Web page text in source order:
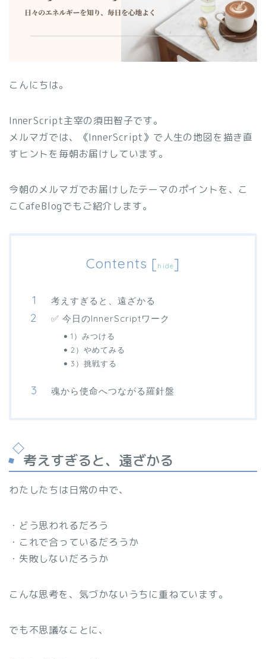
こんにちは。
InnerScript主宰の須田智子です。
メルマガでは、《InnerScript》で人生の地図を描き直
すヒントを毎朝お届けしています。
今朝のメルマガでお届けしたテーマのポイントを、こ
こCafeBlogでもご紹介します。
Contents [ hide]
考えすぎると、遠ざかる
✅ 今日のInnerScriptワーク
1）みつける
2）やめてみる
3）挑戦する
魂から使命へつながる羅針盤
考えすぎると、遠ざかる
わたしたちは日常の中で、
・どう思われるだろう
・これで合っているだろうか
・失敗しないだろうか
こんな思考を、気づかないうちに重ねています。
でも不思議なことに、